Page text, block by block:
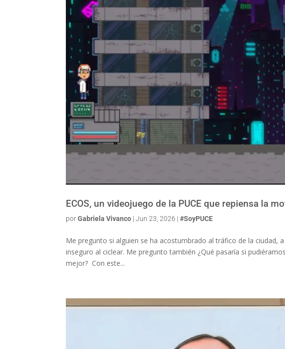
ECOS, un videojuego de la PUCE que repiensa la
porGabriela Vivanco |Jun 23, 2026 |#SoyPUCE
Me pregunto si alguien se ha acostumbrado al tráfico de la ciudad,
inseguro al ciclear. Me pregunto también ¿Qué pasaría si
mejor? Con este...